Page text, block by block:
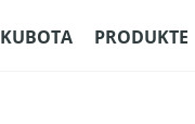
KUBOTA PRODUKTE